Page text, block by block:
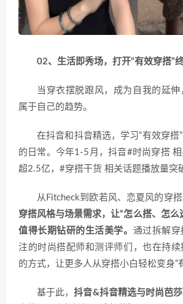
02、生活即秀场，打开“有效穿搭”
当穿衣摆脱跟风，成为自我的延
属于自己的趋势。
在抖音和抖音精选，学习“有效穿搭
的日常。今年1-5月，抖音#时尚穿搭
超2.5亿，#穿搭干货 相关话题播放量突
从Fitcheck到欧若风、恋夏风的穿搭
穿搭风格与场景需求，让“怎么搭、怎么
值得长期钻研的生活美学。 通过拆解穿
注的时尚搭配师和测评师们，也在持
的方式，让更多人从穿搭小白轻松变身“
基于此，抖音&抖音精选与时尚芭